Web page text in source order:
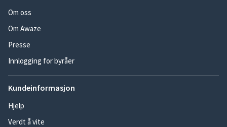
Om oss
Om Awaze
Presse
Innlogging for byråer
Kundeinformasjon
Hjelp
Verdt å vite